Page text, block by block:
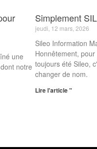
une
notre
Simplement
jeudi, 12 mars, 2026
Sileo Information
Honnêtement,
toujours été Sileo,
changer de nom.
Lire l'article "